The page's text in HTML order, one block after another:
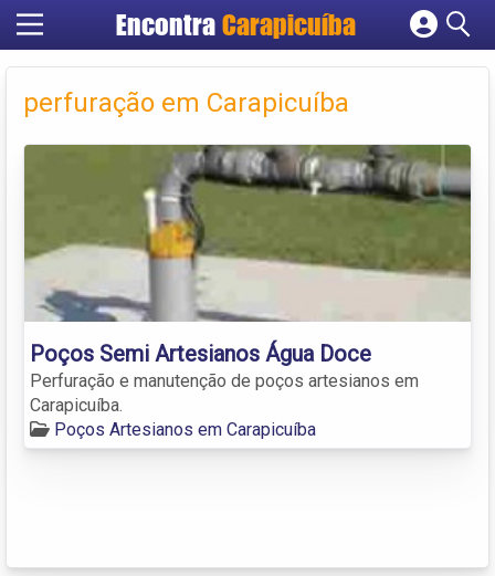
EncontraCarapicuíba
Cadastrar empresa
Criar conta
perfuração em Carapicuíba
Poços Semi Artesianos Água Doce
Perfuração e manutenção de poços artesianos em
Carapicuíba.
Poços Artesianos em Carapicuíba